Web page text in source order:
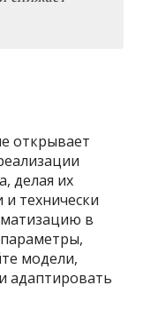
открывает
делая их
технически
в
модели,
адаптировать